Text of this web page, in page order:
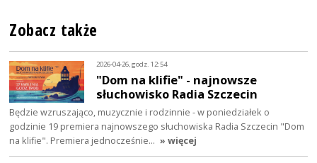
Zobacz także
2026-04-26, godz. 12:54
"Dom na klifie" - najnowsze
słuchowisko Radia Szczecin
Będzie wzruszająco, muzycznie i rodzinnie - w poniedziałek o
godzinie 19 premiera najnowszego słuchowiska Radia Szczecin "Dom
na klifie". Premiera jednocześnie… » więcej